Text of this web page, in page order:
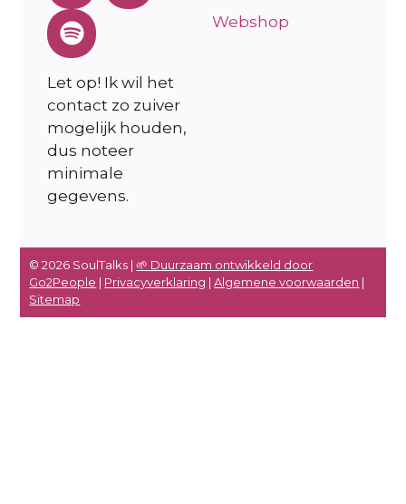
Let op! Ik wil het
contact zo zuiver
mogelijk houden,
dus noteer
minimale
gegevens.
Webshop
© 2026 SoulTalks |🌱 Duurzaam ontwikkeld door
Go2People | Privacyverklaring |Algemene voorwaarden |
Sitemap